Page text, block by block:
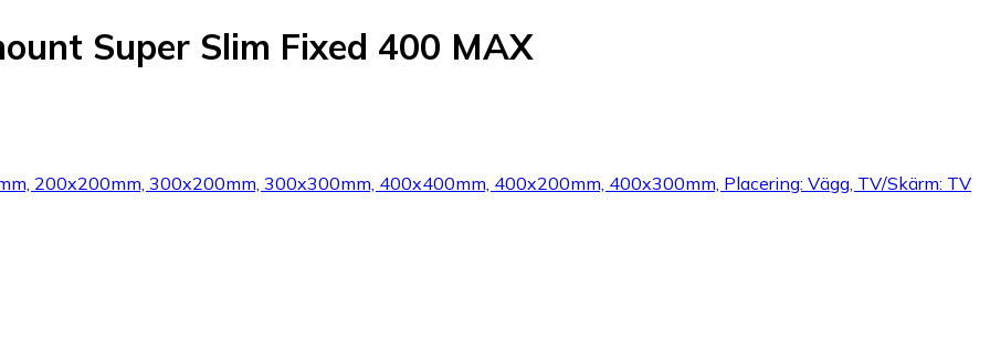
Super Slim Fixed 400 MAX
200x200mm, 300x200mm, 300x300mm, 400x400mm, 400x200mm, 400x300mm, Placering: Vägg, TV/Skärm: TV